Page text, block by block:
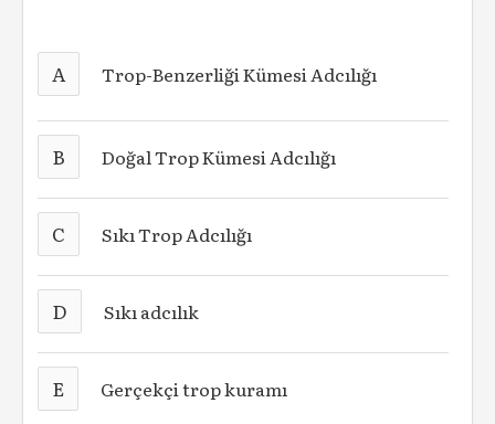
A Trop-Benzerliği Kümesi Adcılığı
B Doğal Trop Kümesi Adcılığı
C Sıkı Trop Adcılığı
D Sıkı adcılık
E Gerçekçi trop kuramı